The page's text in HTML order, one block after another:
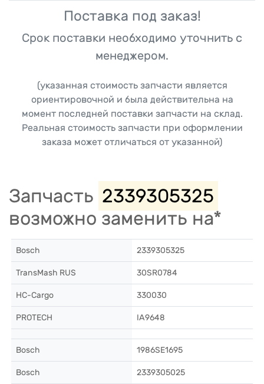
Поставка под заказ!
Срок поставки необходимо уточнить с
менеджером.
(указанная стоимость запчасти является
ориентировочной и была действительна на
момент последней поставки запчасти на склад.
Реальная стоимость запчасти при оформлении
заказа может отличаться от указанной)
Запчасть 2339305325
возможно заменить на*
Bosch 2339305325
TransMash RUS 30SR0784
HC-Cargo 330030
PROTECH IA9648
Bosch 1986SE1695
Bosch 2339305025